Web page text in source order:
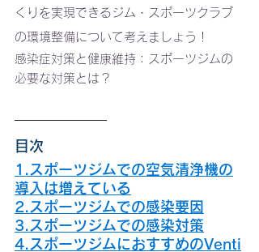
くりを実現できるジム・スポーツクラブ
の環境整備について考えましょう！
感染症対策と健康維持：スポーツジムの
必要な対策とは？
目次
1.スポーツジムでの空気清浄機の
導入は増えている
2.スポーツジムでの感染要因
3.スポーツジムでの感染対策
4.スポーツジムにおすすめのVenti